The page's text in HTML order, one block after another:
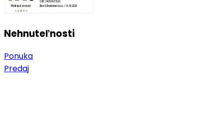
Nehnuteľnosti
Ponuka
Predaj